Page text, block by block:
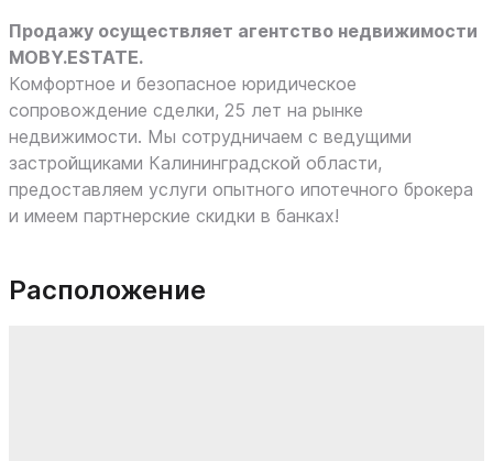
Продажу осуществляет агентство недвижимости
MOBY.ESTATE.
Комфортное и безопасное юридическое
сопровождение сделки, 25 лет на рынке
недвижимости. Мы сотрудничаем с ведущими
застройщиками Калининградской области,
предоставляем услуги опытного ипотечного брокера
и имеем партнерские скидки в банках!
Расположение